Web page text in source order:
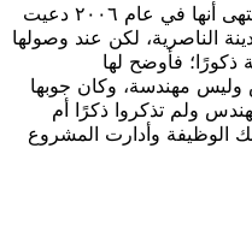
عن الصعوبات التي واجهتها، تذكر منتهى أنها في عام ٢٠٠٦ دعيت
الناصرية، لكن عند وصولها
فأوضح لها
مهندسة، وكان جوبها
ولم تذكروا ذكرًا أم
الوظيفة وأدارت المشروع